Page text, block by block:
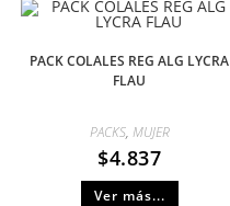
PACK COLALES REG ALG LYCRA
FLAU
PACKS, MUJER
$4.837
Ver más...